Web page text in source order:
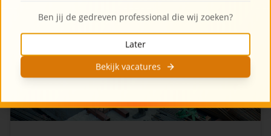
Ben jij de gedreven professional die wij zoeken?
Later
Bekijk vacatures